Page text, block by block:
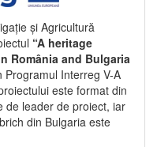
și Agricultură
“A heritage
România and Bulgaria
Programul Interreg V-A
este format din
de leader de proiect, iar
din Bulgaria este